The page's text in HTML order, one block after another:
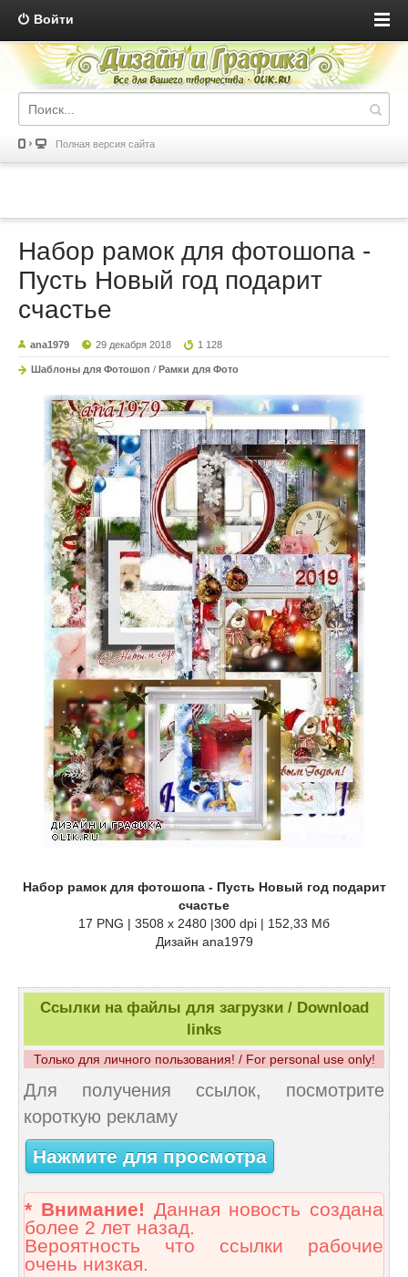
Войти
Полная версия сайта
Набор рамок для фотошопа -
Пусть Новый год подарит
счастье
ana1979 29 декабря 2018 1 128
Шаблоны для Фотошоп / Рамки для Фото
Набор рамок для фотошопа - Пусть Новый год подарит
счастье
17 PNG | 3508 x 2480 |300 dpi | 152,33 Мб
Дизайн аnа1979
Ссылки на файлы для загрузки / Download
links
Только для личного пользования! / For personal use only!
Для получения ссылок, посмотрите
короткую рекламу
Нажмите для просмотра
* Внимание! Данная новость создана
более 2 лет назад.
Вероятность что ссылки рабочие
очень низкая.